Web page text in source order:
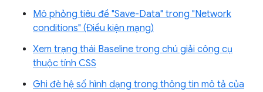
Mô phỏng tiêu đề "Save-Data" trong "Network
conditions" (Điều kiện mạng)
Xem trạng thái Baseline trong chú giải công cụ
thuộc tính CSS
Ghi đè hệ số hình dạng trong thông tin mô tả của